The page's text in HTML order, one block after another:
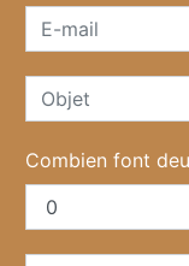
Combien font